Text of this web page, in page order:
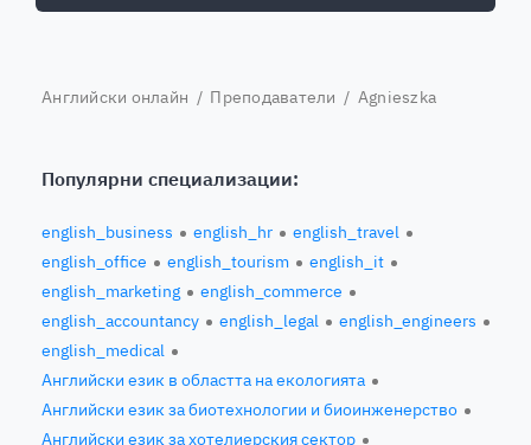
Английски онлайн / Преподаватели / Agnieszka
Популярни специализации:
english_business english_hr
english_travel
english_office
english_tourism
english_it
english_marketing
english_commerce
english_accountancy
english_legal
english_engineers
english_medical
Английски език в областта на екологията
Английски език за биотехнологии и биоинженерство
Английски език за хотелиерския сектор